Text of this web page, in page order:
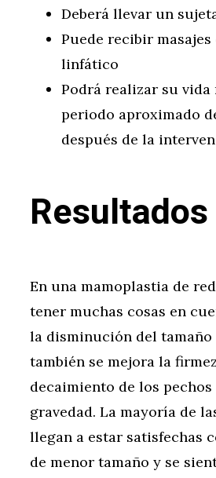
Deberá llevar un
Puede recibir masajes
linfático
Podrá realizar su vida
periodo aproximado
después de la
Resultados
En una mamoplastia de
tener muchas cosas en
la disminución del tamaño
también se mejora la
decaimiento de los
gravedad. La mayoría de
llegan a estar satisfechas
de menor tamaño y se